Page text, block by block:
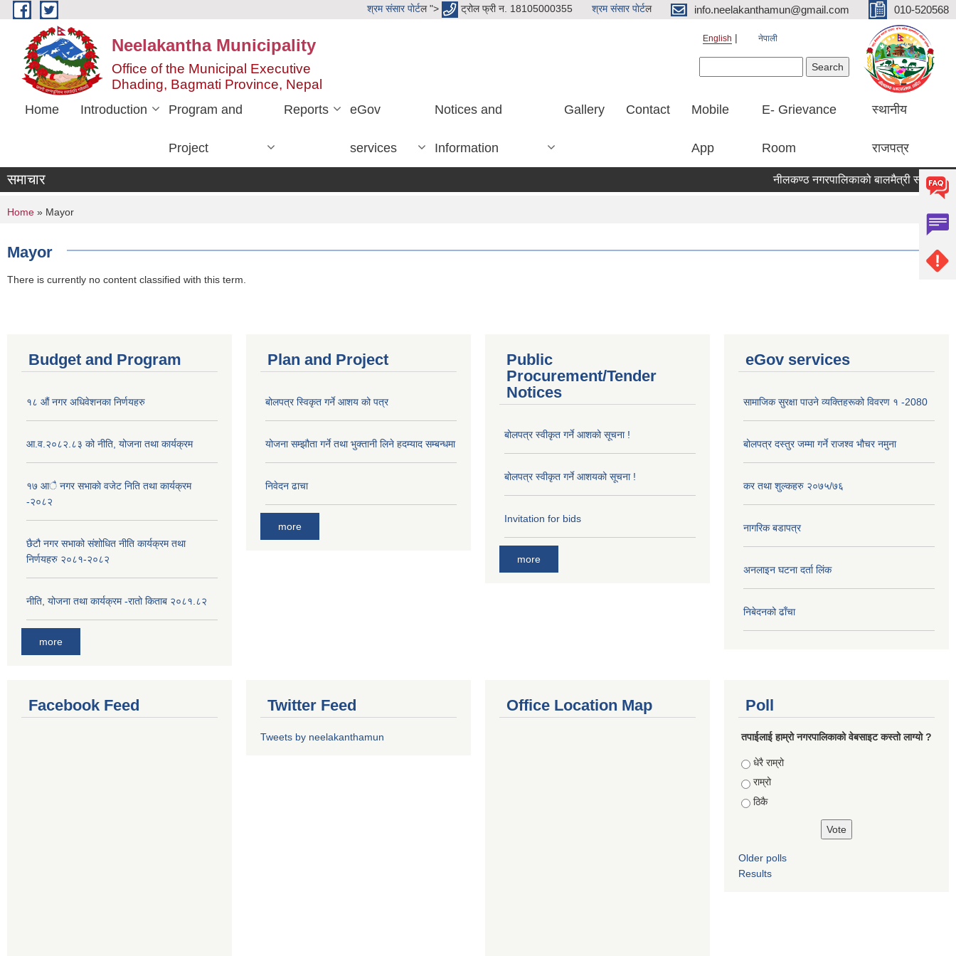
Skip to main content श्रम संसार पाेर्टल "> ट्रोल फ्री न. 18105000355 श्रम संसार पाेर्टल info.neelakanthamun@gmail.com 010-520568
Neelakantha Municipality
Office of the Municipal Executive
Dhading, Bagmati Province, Nepal
English नेपाली
Home Introduction Program and
Project
Reports eGov
services
Notices and
Information
Gallery Contact Mobile
App
E- Grievance
Room
स्थानीय
राजपत्र
समाचार नीलकण्ठ नगरपालिकाको बालमैत्री स्थानीय
You are here
Home » Mayor
Mayor
There is currently no content classified with this term.
Budget and Program
१८ औं नगर अधिवेशनका निर्णयहरु
आ.व.२०८२.८३ को नीति, योजना तथा कार्यक्रम
१७ आै नगर सभाकाे वजेट निति तथा कार्यक्रम
-२०८२
छैटौ नगर सभाको संशोधित नीति कार्यक्रम तथा
निर्णयहरु २०८१-२०८२
नीति, योजना तथा कार्यक्रम -रातो किताब २०८१.८२
more
Plan and Project
बोलपत्र स्विकृत गर्ने आशय को पत्र
योजना सम्झौता गर्ने तथा भुक्तानी लिने हदम्याद सम्बन्धमा
निवेदन ढाचा
more
Public
Procurement/Tender
Notices
बोलपत्र स्वीकृत गर्ने आशको सूचना !
बोलपत्र स्वीकृत गर्ने आशयको सूचना !
Invitation for bids
more
eGov services
सामाजिक सुरक्षा पाउने व्यक्तिहरूको विवरण १ -2080
बोलपत्र दस्तुर जम्मा गर्ने राजश्व भौचर नमुना
कर तथा शुल्कहरु २०७५/७६
नागरिक बडापत्र
अनलाइन घटना दर्ता लिंक
निबेदनको ढाँचा
Facebook Feed Twitter Feed
Tweets by neelakanthamun
Office Location Map Poll
तपाईलाई हाम्रो नगरपालिकाको वेबसाइट कस्तो लाग्यो ?
Choices
धेरै राम्रो
राम्रो
ठिकै
Older polls
Results